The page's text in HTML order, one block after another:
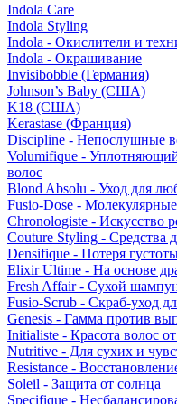
Indola Care
Indola Styling
Indola - Окислители и
Indola - Окрашивание
Invisibobble (Германия)
Johnson’s Baby (США)
K18 (США)
Kerastase (Франция)
Discipline - Непослушные
Volumifique - Уплотняющий
волос
Blond Absolu - Уход для
Fusio-Dose -
Chronologiste - Искусство
Couture Styling - Средства
Densifique - Потеря
Elixir Ultime - На основе
Fresh Affair - Сухой
Fusio-Scrub - Скраб-уход
Genesis - Гамма против
Initialiste - Красота волос
Nutritive - Для сухих и
Resistance -
Soleil - Защита от солнца
Specifique -